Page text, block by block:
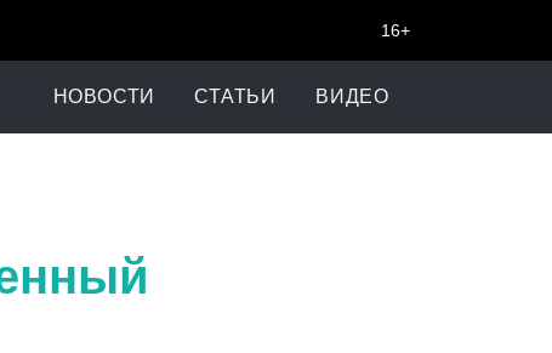
16+
НОВОСТИ СТАТЬИ ВИДЕО